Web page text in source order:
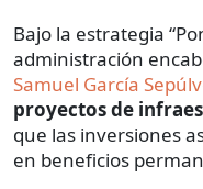
Bajo la estrategia
administración
Samuel García
proyectos de
que las inversiones
en beneficios